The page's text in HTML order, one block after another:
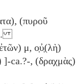
(πυροῦ
].
μ, ο̣ὐ̣(λὴ)
ca.?-, (δραχμὰς)